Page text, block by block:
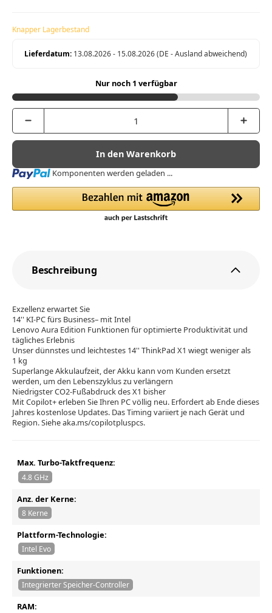
Knapper Lagerbestand
Lieferdatum: 13.08.2026 - 15.08.2026(DE - Ausland abweichend)
Nur noch 1 verfügbar
In den Warenkorb
Loading... Komponenten werden geladen ...
Beschreibung
Exzellenz erwartet Sie
14'' KI-PC fürs Business– mit Intel
Lenovo Aura Edition Funktionen für optimierte Produktivität und
tägliches Erlebnis
Unser dünnstes und leichtestes 14'' ThinkPad X1 wiegt weniger als
1 kg
Superlange Akkulaufzeit, der Akku kann vom Kunden ersetzt
werden, um den Lebenszyklus zu verlängern
Niedrigster CO2-Fußabdruck des X1 bisher
Mit Copilot+ erleben Sie Ihren PC völlig neu. Erfordert ab Ende dieses
Jahres kostenlose Updates. Das Timing variiert je nach Gerät und
Region. Siehe aka.ms/copilotpluspcs.
Max. Turbo-Taktfrequenz:
4.8 GHz
Anz. der Kerne:
8 Kerne
Plattform-Technologie:
Intel Evo
Funktionen:
Integrierter Speicher-Controller
RAM: